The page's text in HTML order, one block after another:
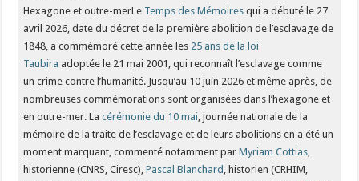
Hexagone et outre-merLe Temps des Mémoires qui a débuté le 27
avril 2026, date du décret de la première abolition de l’esclavage de
1848, a commémoré cette année les 25 ans de la loi
Taubira adoptée le 21 mai 2001, qui reconnaît l’esclavage comme
un crime contre l’humanité. Jusqu’au 10 juin 2026 et même après, de
nombreuses commémorations sont organisées dans l’hexagone et
en outre-mer. Lacérémonie du 10 mai , journée nationale de la
mémoire de la traite de l’esclavage et de leurs abolitions en a été un
moment marquant, commenté notamment parMyriam Cottias
historienne (CNRS, Ciresc),Pascal Blanchard , historien (CRHIM,